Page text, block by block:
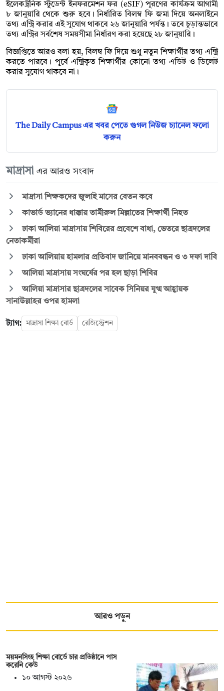
ইলেকট্রনিক স্টুডেন্ট ইনফরমেশন ফর (eSIF) পূরণের কার্যক্রম আগামী
৮ জানুয়ারি থেকে শুরু হবে। নির্ধারিত বিলম্ব ফি জমা দিয়ে অনলাইনে
তথ্য এন্ট্রি করার এই সুযোগ থাকবে ২৬ জানুয়ারি পর্যন্ত। তবে চূড়ান্তভাবে
তথ্য এন্ট্রির সর্বশেষ সময়সীমা নির্ধারণ করা হয়েছে ২৮ জানুয়ারি।
বিজ্ঞপ্তিতে আরও বলা হয়, বিলম্ব ফি দিয়ে শুধু নতুন শিক্ষার্থীর তথ্য এন্ট্রি
করতে পারবে। পূর্বে এন্ট্রিকৃত শিক্ষার্থীর কোনো তথ্য এডিট ও ডিলেট
করার সুযোগ থাকবে না।
The Daily Campus এর খবর পেতে গুগল নিউজ চ্যানেল ফলো
করুন
মাদ্রাসা এর আরও সংবাদ
মাদ্রাসা শিক্ষকদের জুলাই মাসের বেতন কবে
কাভার্ড ভ্যানের ধাক্কায় তামীরুল মিল্লাতের শিক্ষার্থী নিহত
ঢাকা আলিয়া মাদ্রাসায় শিবিরের প্রবেশে বাধা, ভেতরে ছাত্রদলের
নেতাকর্মীরা
ঢাকা আলিয়ায় হামলার প্রতিবাদ জানিয়ে মানববন্ধন ও ৩ দফা দাবি
আলিয়া মাদ্রাসায় সংঘর্ষের পর হল ছাড়া শিবির
আলিয়া মাদ্রাসার ছাত্রদলের সাবেক সিনিয়র যুগ্ম আহ্বায়ক
সানাউল্লাহর ওপর হামলা
ট্যাগ: মাদ্রাসা শিক্ষা বোর্ড রেজিস্ট্রেশন
আরও পড়ুন
ময়মনসিংহ শিক্ষা বোর্ডে চার প্রতিষ্ঠানে পাস
করেনি কেউ
১০ আগস্ট ২০২৬